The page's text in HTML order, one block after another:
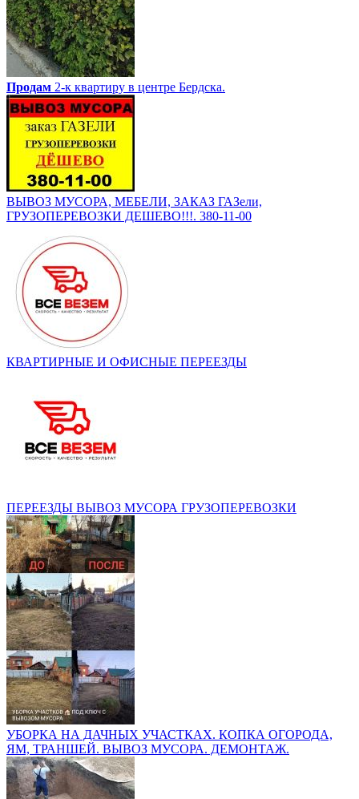
Продам 2-к квартиру в центре Бердска.
ВЫВОЗ МУСОРА, МЕБЕЛИ, ЗАКАЗ ГАЗели,
ГРУЗОПЕРЕВОЗКИ ДЕШЕВО!!!. 380-11-00
КВАРТИРНЫЕ И ОФИСНЫЕ ПЕРЕЕЗДЫ
ПЕРЕЕЗДЫ ВЫВОЗ МУСОРА ГРУЗОПЕРЕВОЗКИ
УБОРКА НА ДАЧНЫХ УЧАСТКАХ. КОПКА ОГОРОДА,
ЯМ, ТРАНШЕЙ. ВЫВОЗ МУСОРА. ДЕМОНТАЖ.